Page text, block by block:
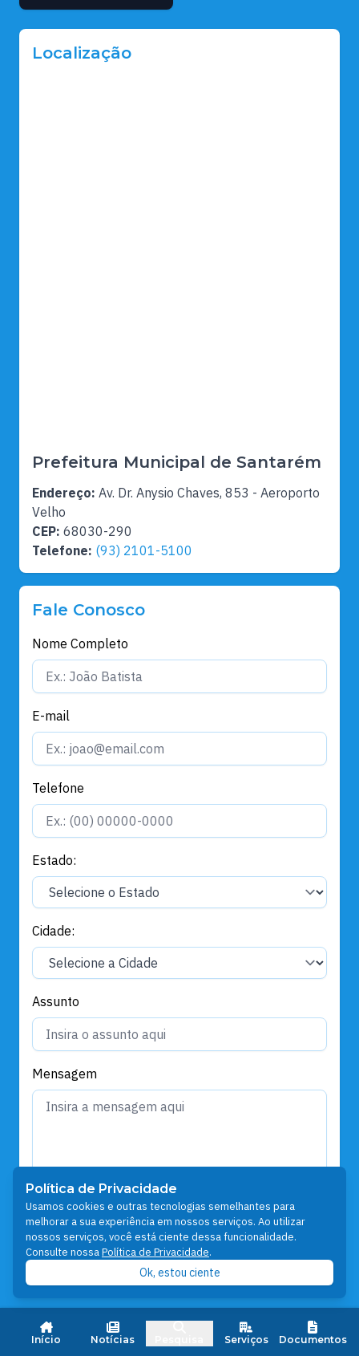
Início Notícias Serviços Documentos
Localização
Prefeitura Municipal de Santarém
Endereço: Av. Dr. Anysio Chaves, 853 - Aeroporto
Velho
CEP: 68030-290
Telefone: (93) 2101-5100
Fale Conosco
Nome Completo
E-mail
Telefone
Estado:
Cidade:
Assunto
Mensagem
Enviar
Política de Privacidade
Usamos cookies e outras tecnologias semelhantes para
melhorar a sua experiência em nossos serviços. Ao utilizar
nossos serviços, você está ciente dessa funcionalidade.
Consulte nossaPolítica de Privacidade.
Ok, estou ciente